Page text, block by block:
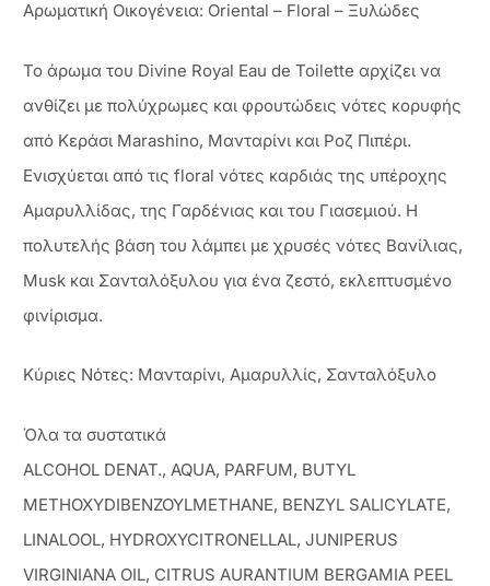
Αρωματική Οικογένεια: Oriental – Floral – Ξυλώδες
Το άρωμα του Divine Royal Eau de Toilette αρχίζει να
ανθίζει με πολύχρωμες και φρουτώδεις νότες κορυφής
από Κεράσι Marashino, Μανταρίνι και Ροζ Πιπέρι.
Ενισχύεται από τις floral νότες καρδιάς της υπέροχης
Αμαρυλλίδας, της Γαρδένιας και του Γιασεμιού. Η
πολυτελής βάση του λάμπει με χρυσές νότες Βανίλιας,
Μusk και Σανταλόξυλου για ένα ζεστό, εκλεπτυσμένο
φινίρισμα.
Κύριες Νότες: Μανταρίνι, Αμαρυλλίς, Σανταλόξυλο
Όλα τα συστατικά
ALCOHOL DENAT., AQUA, PARFUM, BUTYL
METHOXYDIBENZOYLMETHANE, BENZYL SALICYLATE,
LINALOOL, HYDROXYCITRONELLAL, JUNIPERUS
VIRGINIANA OIL, CITRUS AURANTIUM BERGAMIA PEEL